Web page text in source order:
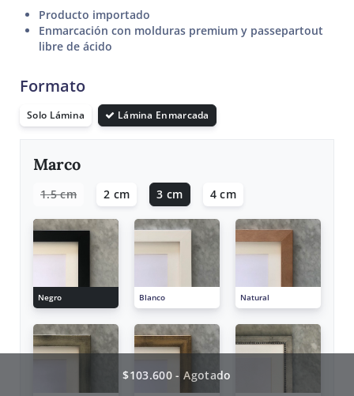
Producto importado
Enmarcación con molduras premium y passepartout
libre de ácido
Formato
Solo Lámina Lámina Enmarcada
Marco
1.5 cm 2 cm 3 cm 4 cm
Negro Blanco Natural
$103.600 - Agotado